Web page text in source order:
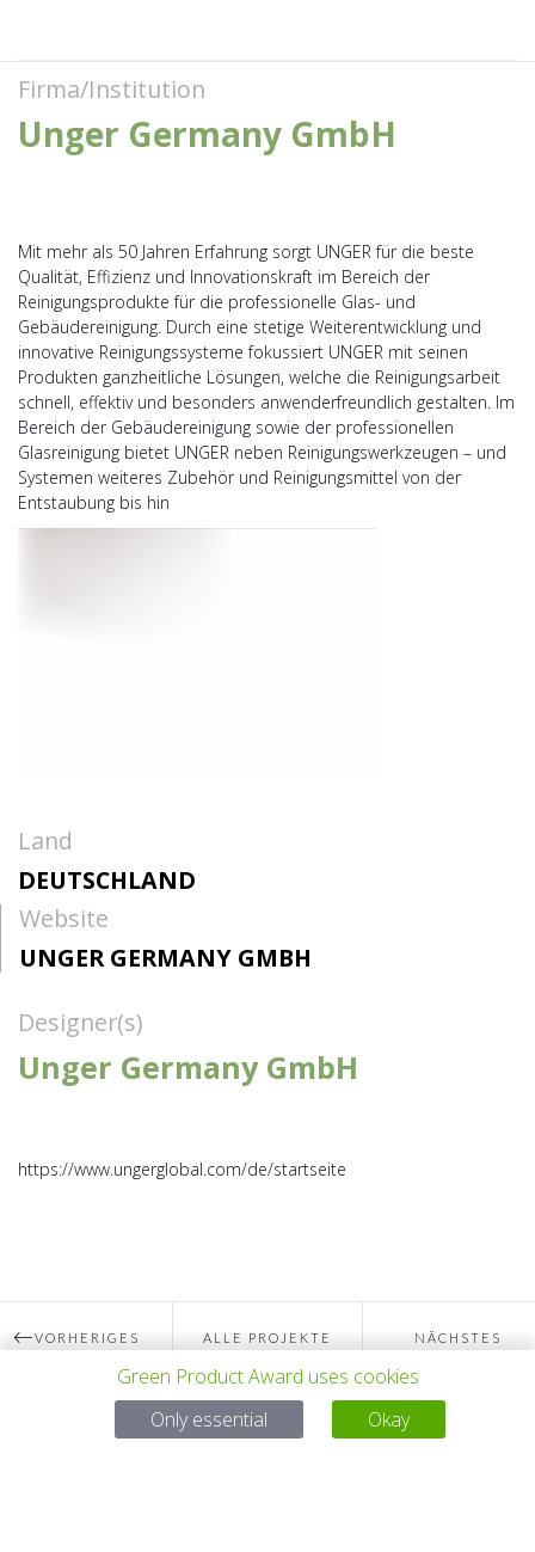
Firma/Institution
Unger Germany GmbH
Mit mehr als 50 Jahren Erfahrung sorgt UNGER für die beste
Qualität, Effizienz und Innovationskraft im Bereich der
Reinigungsprodukte für die professionelle Glas- und
Gebäudereinigung. Durch eine stetige Weiterentwicklung und
innovative Reinigungssysteme fokussiert UNGER mit seinen
Produkten ganzheitliche Lösungen, welche die Reinigungsarbeit
schnell, effektiv und besonders anwenderfreundlich gestalten. Im
Bereich der Gebäudereinigung sowie der professionellen
Glasreinigung bietet UNGER neben Reinigungswerkzeugen – und
Systemen weiteres Zubehör und Reinigungsmittel von der
Entstaubung bis hin
Land
DEUTSCHLAND
Website
UNGER GERMANY GMBH
Designer(s)
Unger Germany GmbH
https://www.ungerglobal.com/de/startseite
VORHERIGES ALLE PROJEKTE NÄCHSTES
Bei Fragen:
Green Product Award uses cookies
Only essential
Okay